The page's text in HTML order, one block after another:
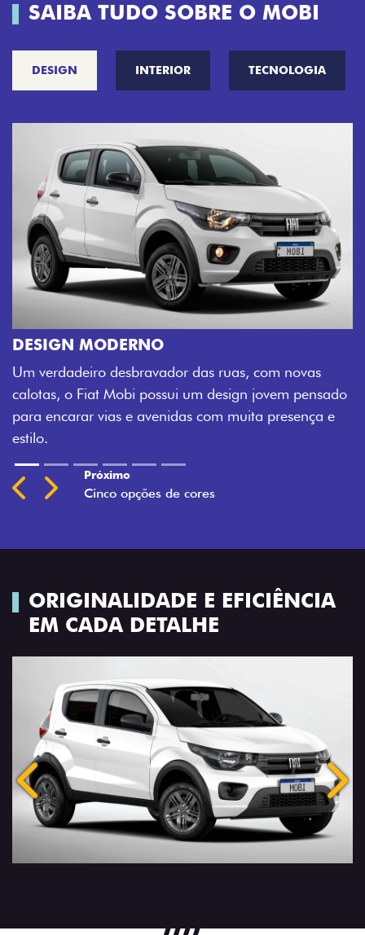
SAIBA TUDO SOBRE O MOBI
DESIGN INTERIOR TECNOLOGIA
e
CINCO OPÇÕES DE CORES
O Fiat Mobi tem sempre uma opção de cor que
sua cara. Escolha entre o Preto Vulcano,
Montecarlo, Branco Banchisa, Prata Bari e Cinza
Silverstone.
ORIGINALIDADE E EFICIÊNCIA
EM CADA DETALHE
Anterior